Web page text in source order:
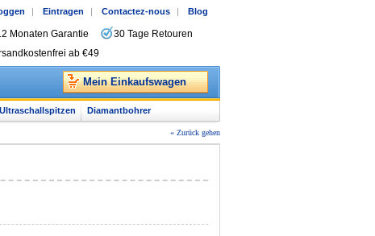
| Eintragen | Contactez-nous | Blog
Monaten Garantie
30 Tage Retouren
ab €49
Mein Einkaufswagen
Ultraschallspitzen Diamantbohrer
« Zurück gehen